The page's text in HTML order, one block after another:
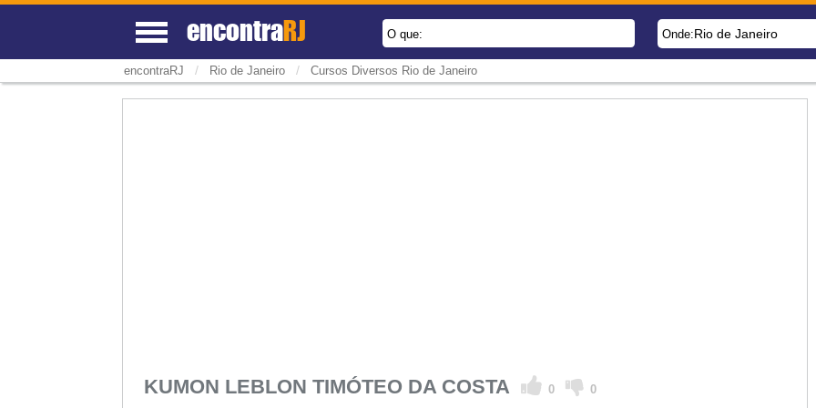
encontraRJ O que: Onde:Rio de Janeiro
encontraRJ / Rio de Janeiro / Cursos Diversos Rio de Janeiro
KUMON LEBLON TIMÓTEO DA COSTA 0 0